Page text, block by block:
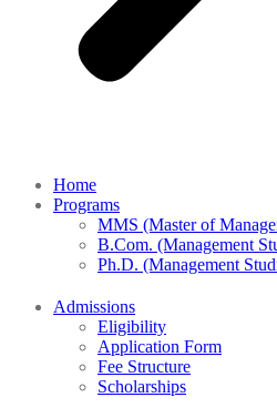
Home
Programs
MMS (Master of
B.Com. (Management
Ph.D. (Management
Admissions
Eligibility
Application Form
Fee Structure
Scholarships